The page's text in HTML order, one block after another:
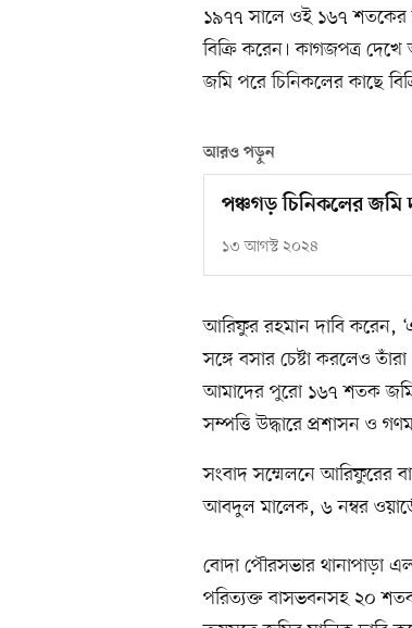
১৯৭৭ সালে ওই ১৬৭ শতকের
বিক্রি করেন। কাগজপত্র
জমি পরে চিনিকলের কাছে
আরও পড়ুন
পঞ্চগড় চিনিকলের জমি
১৩ আগস্ট ২০২৪
আরিফুর রহমান দাবি করেন,
সঙ্গে বসার চেষ্টা করলেও
আমাদের পুরো ১৬৭ শতক
সম্পত্তি উদ্ধারে প্রশাসন ও
সংবাদ সম্মেলনে আরিফুরের
আবদুল মালেক, ৬ নম্বর
বোদা পৌরসভার থানাপাড়া
পরিত্যক্ত বাসভবনসহ ২০